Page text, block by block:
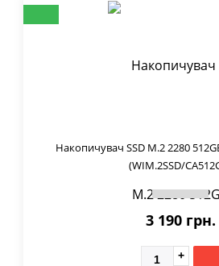
Накопичувач SSD M.2 2280
(WIM.2SSD/
3 190 грн.